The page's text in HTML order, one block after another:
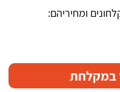
ומחיריהם:
במקלחת